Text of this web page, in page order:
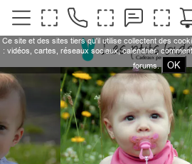
Ce site et des sites tiers qu'il utilise collectent des
: vidéos, cartes, réseaux sociaux, calendrier,
forums.
OK